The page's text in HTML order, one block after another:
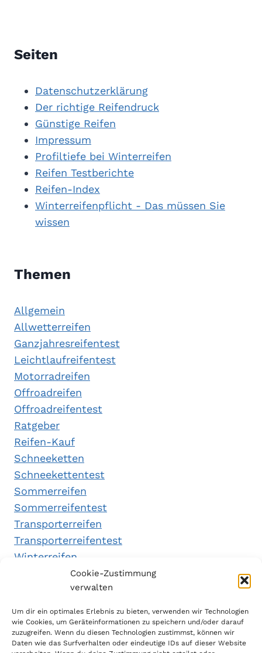
Cookie-Zustimmung
verwalten
Um dir ein optimales Erlebnis zu bieten, verwenden wir Technologien
wie Cookies, um Geräteinformationen zu speichern und/oder darauf
zuzugreifen. Wenn du diesen Technologien zustimmst, können wir
Daten wie das Surfverhalten oder eindeutige IDs auf dieser Website
Seiten
Datenschutzerklärung
Der richtige Reifendruck
Günstige Reifen
Impressum
Profiltiefe bei Winterreifen
Reifen Testberichte
Reifen-Index
Winterreifenpflicht - Das müssen Sie
wissen
Themen
Allgemein
Allwetterreifen
Ganzjahresreifentest
Leichtlaufreifentest
Motorradreifen
Offroadreifen
Offroadreifentest
Ratgeber
Reifen-Kauf
Schneeketten
Schneekettentest
Sommerreifen
Sommerreifentest
Transporterreifen
Transporterreifentest
Winterreifen
Winterreifentest
Empfehlungen
Handytarifvergleich